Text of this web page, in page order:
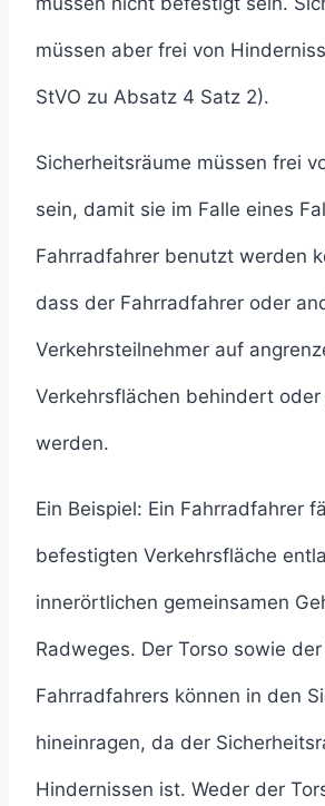
müssen aber frei von
StVO zu Absatz 4 Satz 2).
Sicherheitsräume müssen frei
sein, damit sie im Falle eines
Fahrradfahrer benutzt werden
dass der Fahrradfahrer oder
Verkehrsteilnehmer auf
Verkehrsflächen behindert
werden.
Ein Beispiel: Ein Fahrradfahrer
befestigten Verkehrsfläche
innerörtlichen gemeinsamen
Radweges. Der Torso sowie
Fahrradfahrers können in den
hineinragen, da der
Hindernissen ist. Weder der